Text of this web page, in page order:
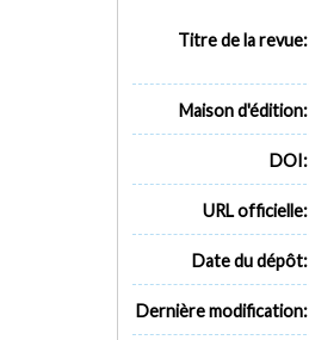
Titre de la revue:
Maison d'édition:
DOI:
URL officielle:
Date du dépôt:
Dernière modification: